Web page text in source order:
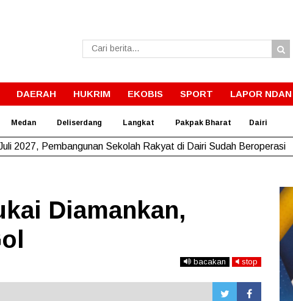
DAERAH HUKRIM EKOBIS SPORT LAPOR NDAN
Medan Deliserdang Langkat Pakpak Bharat Dairi
2027, Pembangunan Sekolah Rakyat di Dairi Sudah Beroperasi
Diamankan,
bacakan stop